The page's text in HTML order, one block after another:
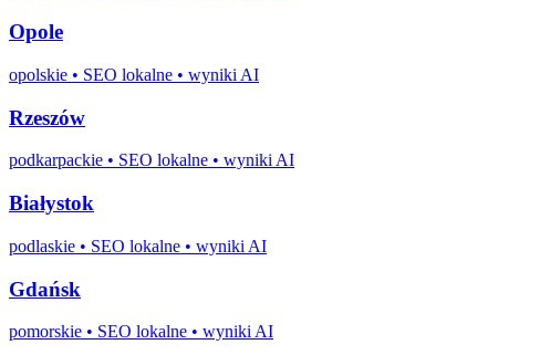
Opole
opolskie • SEO lokalne • wyniki AI
Rzeszów
podkarpackie • SEO lokalne • wyniki AI
Białystok
podlaskie • SEO lokalne • wyniki AI
Gdańsk
pomorskie • SEO lokalne • wyniki AI